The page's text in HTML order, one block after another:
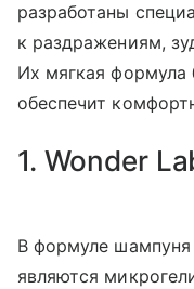
разработаны
к раздражениям,
Их мягкая формула
обеспечит
1. Wonder
В формуле
являются